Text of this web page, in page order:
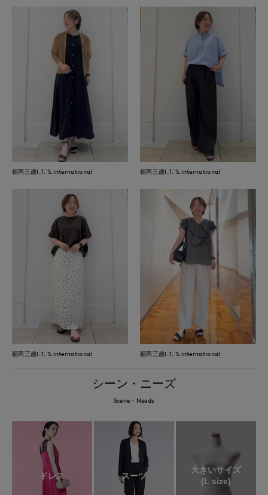
福岡三越I.T.'S.international 福岡三越I.T.'S.international
福岡三越I.T.'S.international 福岡三越I.T.'S.international
シーン・ニーズ
Scene・Needs
ドレス スーツ
大きいサイズ
(L size)